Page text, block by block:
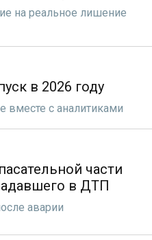
на реальное лишение
в 2026 году
вместе с аналитиками
части
в ДТП
аварии